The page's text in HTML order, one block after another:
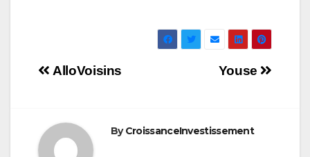
Navigation
l’article
Youse
AlloVoisins
ByCroissanceInvestissement